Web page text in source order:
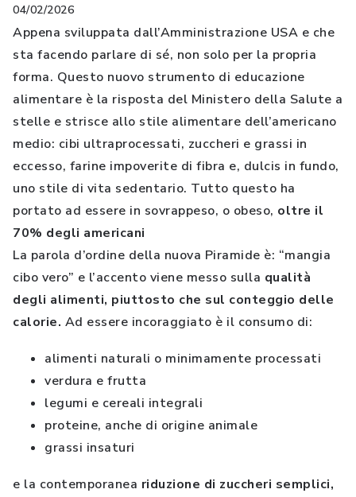
04/02/2026
Appena sviluppata dall’Amministrazione USA e che
sta facendo parlare di sé, non solo per la propria
forma. Questo nuovo strumento di educazione
alimentare è la risposta del Ministero della Salute a
stelle e strisce allo stile alimentare dell’americano
medio: cibi ultraprocessati, zuccheri e grassi in
eccesso, farine impoverite di fibra e, dulcis in fundo,
uno stile di vita sedentario. Tutto questo ha
portato ad essere in sovrappeso, o obeso, oltre il
70% degli americani
La parola d’ordine della nuova Piramide è: “mangia
cibo vero” e l’accento viene messo sulla qualità
degli alimenti, piuttosto che sul conteggio delle
calorie. Ad essere incoraggiato è il consumo di:
alimenti naturali o minimamente processati
verdura e frutta
legumi e cereali integrali
proteine, anche di origine animale
grassi insaturi
e la contemporanea riduzione di zuccheri semplici,